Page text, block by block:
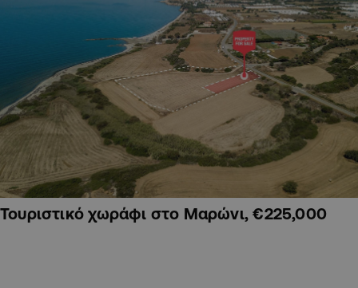
Τουριστικό χωράφι στο Μαρώνι, €225,000